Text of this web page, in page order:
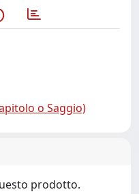
o Saggio)
prodotto.